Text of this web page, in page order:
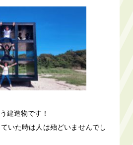
建造物です！
いた時は人は殆どいませんでし